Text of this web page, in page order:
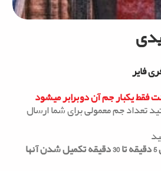
فقط یکبار جم آن دوبرابر میشود
تعداد جم معمولی برای شما ارسال
سفارش های جم دوبل بین 5 دقیقه تا 30 دقیقه تکمیل شدن آنها